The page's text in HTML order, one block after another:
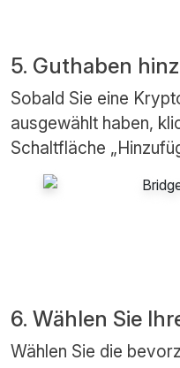
5. Guthaben
Sobald Sie eine
ausgewählt haben,
Schaltfläche
6. Wählen Sie
Wählen Sie die